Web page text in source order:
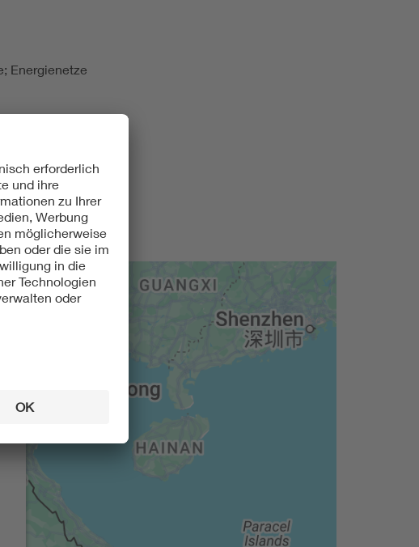
Energienetze
1992